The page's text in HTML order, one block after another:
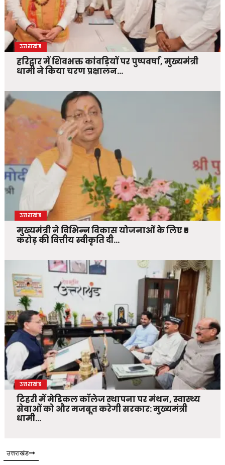
उत्तराखंड
हरिद्वार में शिवभक्त कांवड़ियों पर पुष्पवर्षा, मुख्यमंत्री
धामी ने किया चरण प्रक्षालन…
उत्तराखंड
मुख्यमंत्री ने विभिन्न विकास योजनाओं के लिए ₹5
करोड़ की वित्तीय स्वीकृति दी…
उत्तराखंड
टिहरी में मेडिकल कॉलेज स्थापना पर मंथन, स्वास्थ्य
सेवाओं को और मजबूत करेगी सरकार: मुख्यमंत्री
धामी…
उत्तराखंड